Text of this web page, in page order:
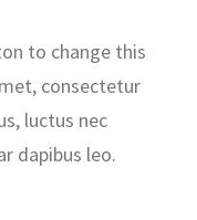
to change this
consectetur
luctus nec
dapibus leo.